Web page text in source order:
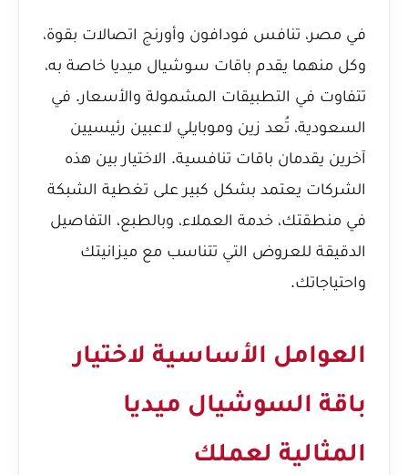
في مصر، تنافس فودافون وأورنج اتصالات بقوة،
وكل منهما يقدم باقات سوشيال ميديا خاصة به،
تتفاوت في التطبيقات المشمولة والأسعار. في
السعودية، تُعد زين وموبايلي لاعبين رئيسيين
آخرين يقدمان باقات تنافسية. الاختيار بين هذه
الشركات يعتمد بشكل كبير على تغطية الشبكة
في منطقتك، خدمة العملاء، وبالطبع، التفاصيل
الدقيقة للعروض التي تتناسب مع ميزانيتك
واحتياجاتك.
العوامل الأساسية لاختيار
باقة السوشيال ميديا
المثالية لعملك